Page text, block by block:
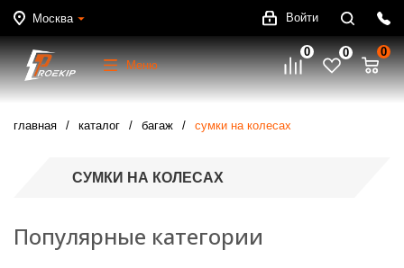
Москва Войти
Меню
0 0 0
главная каталог багаж сумки на колесах
СУМКИ НА КОЛЕСАХ
Популярные категории